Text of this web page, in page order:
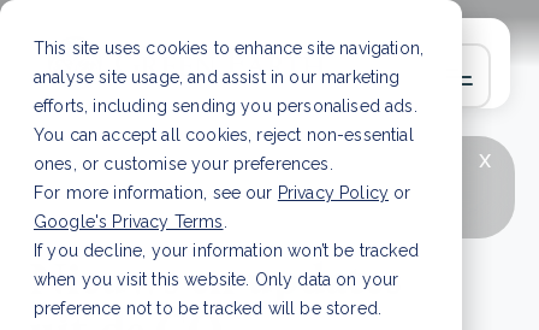
This site uses cookies to enhance site navigation,
analyse site usage, and assist in our marketing
efforts, including sending you personalised ads.
You can accept all cookies, reject non-essential
ones, or customise your preferences.
For more information, see our Privacy Policy or
Google's Privacy Terms
If you decline, your information won’t be tracked
when you visit this website. Only data on your
preference not to be tracked will be stored.
x
LAATSTE ARTIKEL
CSRD en uw positie als
leverancier: wat verandert er in 2026?Lees
artikel
Nieuws en updates